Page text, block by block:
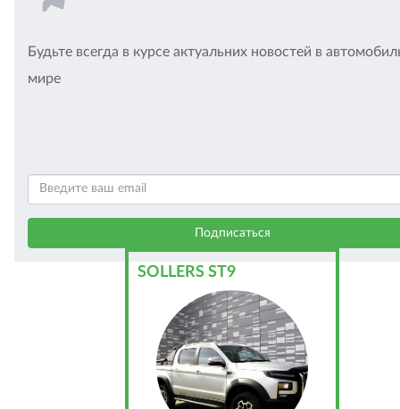
Будьте всегда в курсе актуальних новостей в
мире
SOLLERS ST9